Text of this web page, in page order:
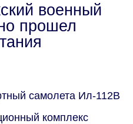
военный
прошел
самолета Ил-112В
комплекс